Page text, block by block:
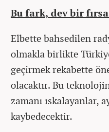
Bu fark, dev bir
Elbette bahsedilen
olmakla birlikte
geçirmek rekabette
olacaktır. Bu
zamanı ıskalayanlar,
kaybedecektir.